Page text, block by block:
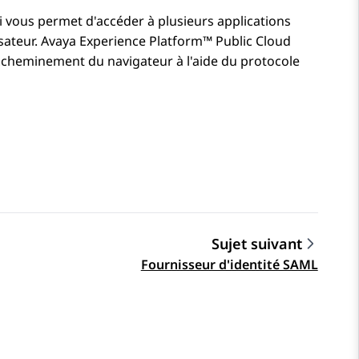
permet d'accéder à plusieurs applications
Avaya Experience Platform™ Public Cloud
du navigateur à l'aide du protocole
Sujet suivant
Fournisseur d'identité SAML